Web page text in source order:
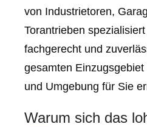
von Industrietoren,
Torantrieben
fachgerecht und
gesamten
und Umgebung für Sie
Warum sich das